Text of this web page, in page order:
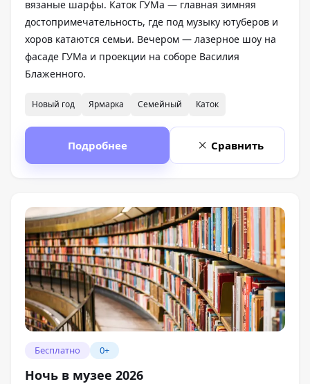
вязаные шарфы. Каток ГУМа — главная зимняя
достопримечательность, где под музыку ютуберов и
хоров катаются семьи. Вечером — лазерное шоу на
фасаде ГУМа и проекции на соборе Василия
Блаженного.
Новый год Ярмарка Семейный Каток
Подробнее Сравнить
Бесплатно 0+
Ночь в музее 2026